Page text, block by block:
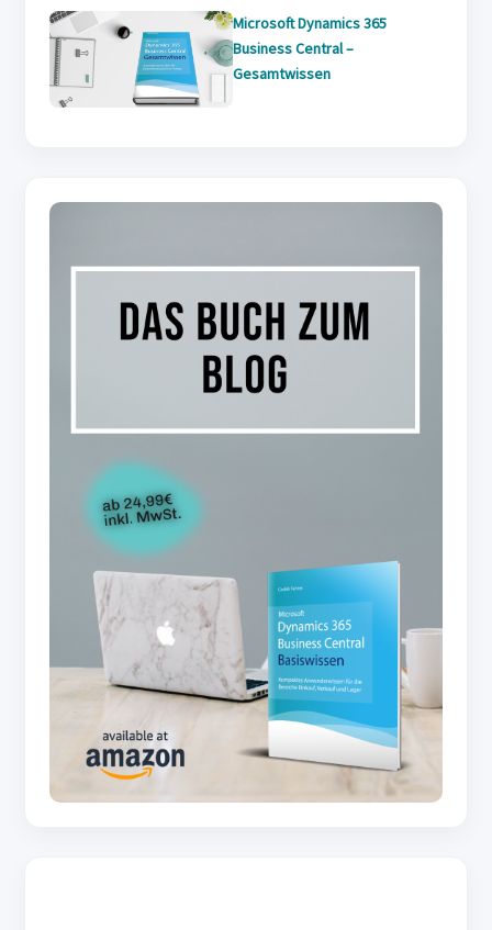
Microsoft Dynamics 365
Business Central –
Gesamtwissen